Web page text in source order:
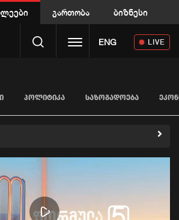
გართობა ბიზნესი
Toggle navigation
ENG LIVE
ᲞᲝᲚᲘᲢᲘᲙᲐ ᲡᲐᲖᲝᲒᲐᲓᲝᲔᲑᲐ